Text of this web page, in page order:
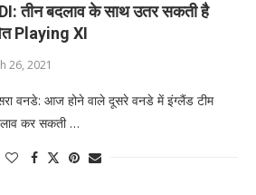
तीन बदलाव के साथ उतर सकती है
Playing XI
26, 2021
वनडे: आज होने वाले दूसरे वनडे में इंग्लैंड टीम
कर सकती …